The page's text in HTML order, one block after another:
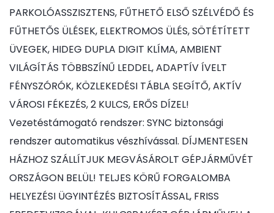
PARKOLÓASSZISZTENS, FŰTHETŐ ELSŐ SZÉLVÉDŐ ÉS
FŰTHETŐS ÜLÉSEK, ELEKTROMOS ÜLÉS, SÖTÉTÍTETT
ÜVEGEK, HIDEG DUPLA DIGIT KLÍMA, AMBIENT
VILÁGÍTÁS TÖBBSZÍNŰ LEDDEL, ADAPTÍV ÍVELT
FÉNYSZÓRÓK, KÖZLEKEDÉSI TÁBLA SEGÍTŐ, AKTÍV
VÁROSI FÉKEZÉS, 2 KULCS, ERŐS DÍZEL!
Vezetéstámogató rendszer: SYNC biztonsági
rendszer automatikus vészhívással. DÍJMENTESEN
HÁZHOZ SZÁLLÍTJUK MEGVÁSÁROLT GÉPJÁRMŰVÉT
ORSZÁGON BELÜL! TELJES KÖRŰ FORGALOMBA
HELYEZÉSI ÜGYINTÉZÉS BIZTOSÍTÁSSAL, FRISS